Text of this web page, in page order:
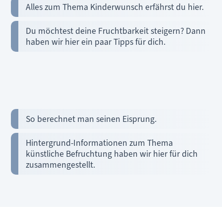
Alles zum Thema Kinderwunsch erfährst du hier.
Du möchtest deine Fruchtbarkeit steigern? Dann
haben wir hier ein paar Tipps für dich.
So berechnet man seinen Eisprung.
Hintergrund-Informationen zum Thema
künstliche Befruchtung haben wir hier für dich
zusammengestellt.